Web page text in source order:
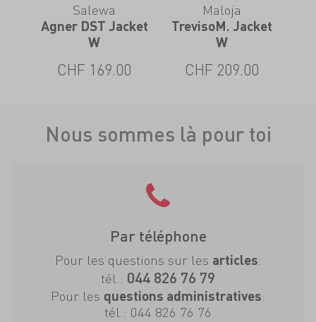
Salewa
Agner DST Jacket
W
CHF 169.00
Maloja
TrevisoM. Jacket
W
CHF 209.00
Nous sommes là pour toi
Par téléphone
Pour les questions sur les articles:
tél.: 044 826 76 79
Pour les questions administratives:
tél.: 044 826 76 76